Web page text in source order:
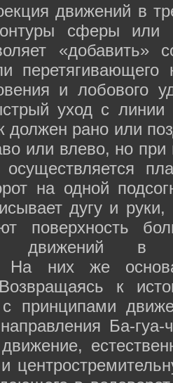
движений в
сферы или
«добавить»
перетягивающего
и лобового
уход с
должен рано или
или влево, но
осуществляется
на одной
дугу и
поверхность
движений в
На них же
к
принципами
направления Ба-